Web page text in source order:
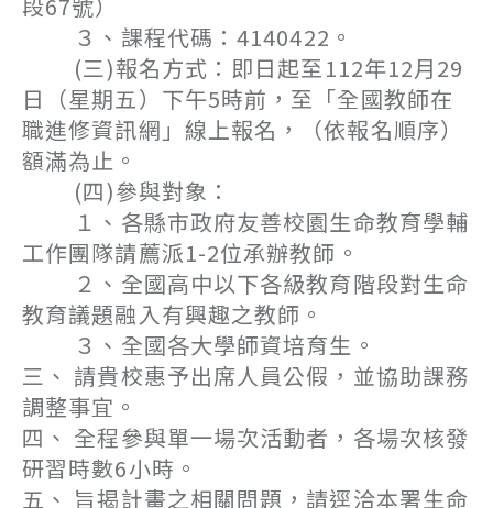
３、課程代碼：4140422。
(三)報名方式：即日起至112年12月29
日（星期五）下午5時前，至「全國教師在
職進修資訊網」線上報名，（依報名順序）
額滿為止。
(四)參與對象：
１、各縣市政府友善校園生命教育學輔
工作團隊請薦派1-2位承辦教師。
２、全國高中以下各級教育階段對生命
教育議題融入有興趣之教師。
３、全國各大學師資培育生。
三、 請貴校惠予出席人員公假，並協助課務
調整事宜。
四、 全程參與單一場次活動者，各場次核發
研習時數6小時。
五、 旨揭計畫之相關問題，請逕洽本署生命